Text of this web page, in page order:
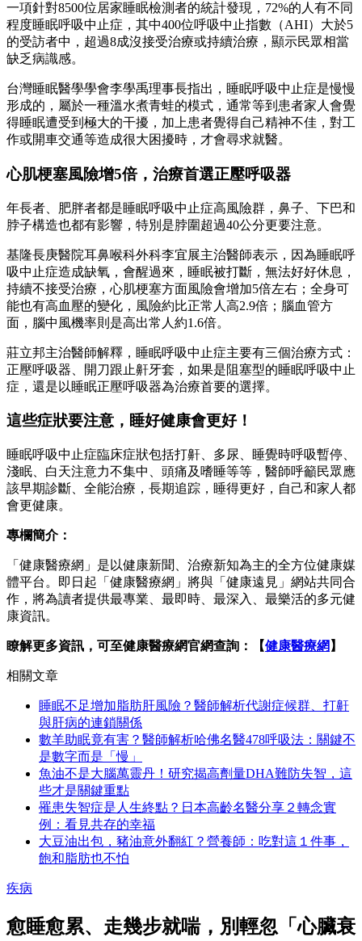
一項針對8500位居家睡眠檢測者的統計發現，72%的人有不同
程度睡眠呼吸中止症，其中400位呼吸中止指數（AHI）大於5
的受訪者中，超過8成沒接受治療或持續治療，顯示民眾相當
缺乏病識感。
台灣睡眠醫學學會李學禹理事長指出，睡眠呼吸中止症是慢慢
形成的，屬於一種溫水煮青蛙的模式，通常等到患者家人會覺
得睡眠遭受到極大的干擾，加上患者覺得自己精神不佳，對工
作或開車交通等造成很大困擾時，才會尋求就醫。
心肌梗塞風險增5倍，治療首選正壓呼吸器
年長者、肥胖者都是睡眠呼吸中止症高風險群，鼻子、下巴和
脖子構造也都有影響，特別是脖圍超過40公分更要注意。
基隆長庚醫院耳鼻喉科外科李宜展主治醫師表示，因為睡眠呼
吸中止症造成缺氧，會醒過來，睡眠被打斷，無法好好休息，
持續不接受治療，心肌梗塞方面風險會增加5倍左右；全身可
能也有高血壓的變化，風險約比正常人高2.9倍；腦血管方
面，腦中風機率則是高出常人約1.6倍。
莊立邦主治醫師解釋，睡眠呼吸中止症主要有三個治療方式：
正壓呼吸器、開刀跟止鼾牙套，如果是阻塞型的睡眠呼吸中止
症，還是以睡眠正壓呼吸器為治療首要的選擇。
這些症狀要注意，睡好健康會更好！
睡眠呼吸中止症臨床症狀包括打鼾、多尿、睡覺時呼吸暫停、
淺眠、白天注意力不集中、頭痛及嗜睡等等，醫師呼籲民眾應
該早期診斷、全能治療，長期追踪，睡得更好，自己和家人都
會更健康。
專欄簡介：
「健康醫療網」是以健康新聞、治療新知為主的全方位健康媒
體平台。即日起「健康醫療網」將與「健康遠見」網站共同合
作，將為讀者提供最專業、最即時、最深入、最樂活的多元健
康資訊。
瞭解更多資訊，可至健康醫療網官網查詢：【健康醫療網 】
相關文章
睡眠不足增加脂肪肝風險？醫師解析代謝症候群、打鼾
與肝病的連鎖關係
數羊助眠竟有害？醫師解析哈佛名醫478呼吸法：關鍵不
是數字而是「慢」
魚油不是大腦萬靈丹！研究揭高劑量DHA難防失智，這
些才是關鍵重點
罹患失智症是人生終點？日本高齡名醫分享２轉念實
例：看見共存的幸福
大豆油出包，豬油意外翻紅？營養師：吃對這１件事，
飽和脂肪也不怕
疾病
愈睡愈累、走幾步就喘，別輕忽「心臟衰